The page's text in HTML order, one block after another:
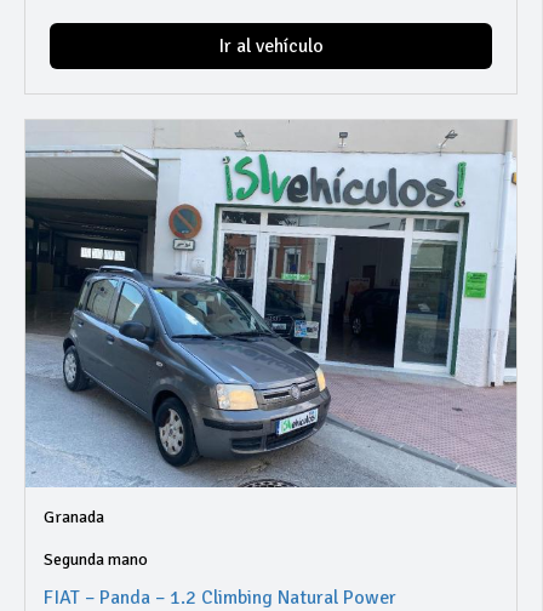
Ir al vehículo
Granada
Segunda mano
FIAT – Panda – 1.2 Climbing Natural Power